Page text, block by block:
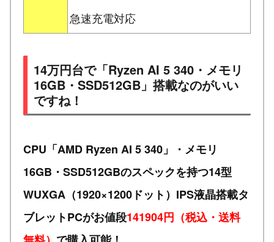
急速充電対応
14万円台で「Ryzen AI 5 340・メモリ
16GB・SSD512GB」搭載なのがいい
ですね！
CPU「AMD Ryzen AI 5 340」・メモリ
16GB・SSD512GBのスペックを持つ14型
WUXGA（1920×1200ドット）IPS液晶搭載タ
ブレットPCがお値段141904円（税込・送料